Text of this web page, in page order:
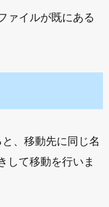
ァイルが既にある
、移動先に同じ名
して移動を行いま